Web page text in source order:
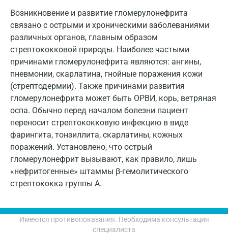
Возникновение и развитие гломерулонефрита
связано с острыми и хроническими заболеваниями
различных органов, главным образом
стрептококковой природы. Наиболее частыми
причинами гломерулонефрита являются: ангины,
пневмонии, скарлатина, гнойные поражения кожи
(стрептодермии). Также причинами развития
гломерулонефрита может быть ОРВИ, корь, ветряная
оспа. Обычно перед началом болезни пациент
переносит стрептококковую инфекцию в виде
фарингита, тонзиллита, скарлатины, кожных
поражений. Установлено, что острый
гломерулонефрит вызывают, как правило, лишь
«нефритогенные» штаммы β-гемолитического
стрептококка группы А.
Кемерово
Ковров
Королев
Кострома
Котельники
Красногорск
Красноярск
Курск
Лабинск
Имеются противопоказания. Необходима консультация
специалиста